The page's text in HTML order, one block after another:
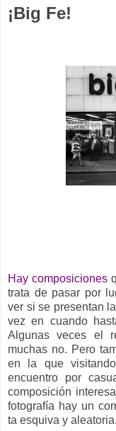
¡Big Fe!
Hay composiciones
trata de pasar por
ver si se presentan
vez en cuando
Algunas veces el
muchas no. Pero
en la que
encuentro por
composición
fotografía hay un
ta esquiva y